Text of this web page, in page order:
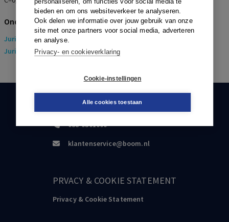
bieden en om ons websiteverkeer te analyseren.
Ook delen we informatie over jouw gebruik van onze
site met onze partners voor social media, adverteren
en analyse.
Privacy- en cookieverklaring
Cookie-instellingen
Alle cookies toestaan
Onderwerpen
Juridisch> Arbeidsrecht
Juridisch > Sociaal Zekerheidsrecht
KLANTENSERVICE
088-0301000
klantenservice@boom.nl
PRVACY & COOKIE STATEMENT
Privacy & Cookie Statement